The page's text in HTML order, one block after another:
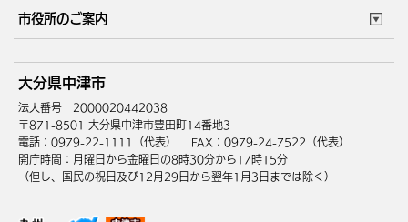
サイトマップ
市役所のご案内
庁舎地図 組織案内
中津市へのアクセス
大分県中津市
法人番号 2000020442038
〒871-8501 大分県中津市豊田町14番地3
電話：0979-22-1111（代表）
FAX：0979-24-7522（代表）
開庁時間：月曜日から金曜日の8時30分から17時15分
（但し、国民の祝日及び12月29日から翌年1月3日までは除く）